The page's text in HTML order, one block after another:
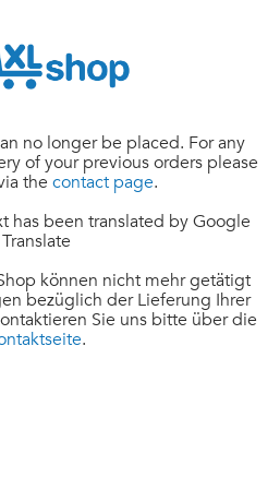
no longer be placed. For any
of your previous orders please
the contact page.
has been translated by Google
Translate
können nicht mehr getätigt
bezüglich der Lieferung Ihrer
Sie uns bitte über die
.